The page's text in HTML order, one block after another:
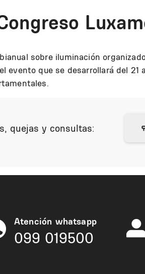
sobre iluminación
evento que se desarrollará del
quejas y consultas:
Atención whatsapp
099 019500